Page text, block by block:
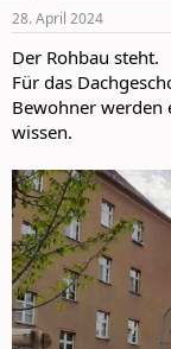
s
28. April 2024
Der Rohbau steht.
Für das
Bewohner werden
wissen.